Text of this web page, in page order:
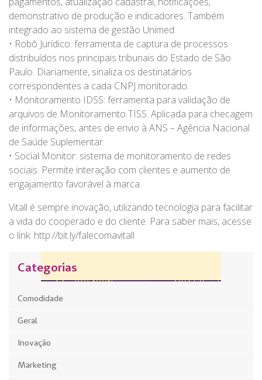
demonstrativo de produção e indicadores. Também
integrado ao sistema de gestão Unimed.
• Robô Jurídico: ferramenta de captura de processos
distribuídos nos principais tribunais do Estado de São
Paulo. Diariamente, sinaliza os destinatários
correspondentes a cada CNPJ monitorado.
• Monitoramento IDSS: ferramenta para validação de
arquivos de Monitoramento TISS. Aplicada para checagem
de informações, antes de envio à ANS – Agência Nacional
de Saúde Suplementar.
• Social Monitor: sistema de monitoramento de redes
sociais. Permite interação com clientes e aumento de
engajamento favorável à marca.
Vitall é sempre inovação, utilizando tecnologia para facilitar
a vida do cooperado e do cliente. Para saber mais, acesse
o link: http://bit.ly/falecomavitall
Categorias
Comodidade
Geral
Inovação
Marketing